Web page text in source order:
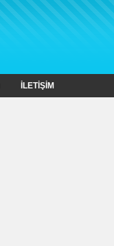
İLETİŞİM